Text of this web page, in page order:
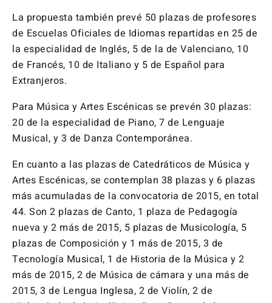
La propuesta también prevé 50 plazas de profesores
de Escuelas Oficiales de Idiomas repartidas en 25 de
la especialidad de Inglés, 5 de la de Valenciano, 10
de Francés, 10 de Italiano y 5 de Español para
Extranjeros.
Para Música y Artes Escénicas se prevén 30 plazas:
20 de la especialidad de Piano, 7 de Lenguaje
Musical, y 3 de Danza Contemporánea.
En cuanto a las plazas de Catedráticos de Música y
Artes Escénicas, se contemplan 38 plazas y 6 plazas
más acumuladas de la convocatoria de 2015, en total
44. Son 2 plazas de Canto, 1 plaza de Pedagogía
nueva y 2 más de 2015, 5 plazas de Musicología, 5
plazas de Composición y 1 más de 2015, 3 de
Tecnología Musical, 1 de Historia de la Música y 2
más de 2015, 2 de Música de cámara y una más de
2015, 3 de Lengua Inglesa, 2 de Violín, 2 de